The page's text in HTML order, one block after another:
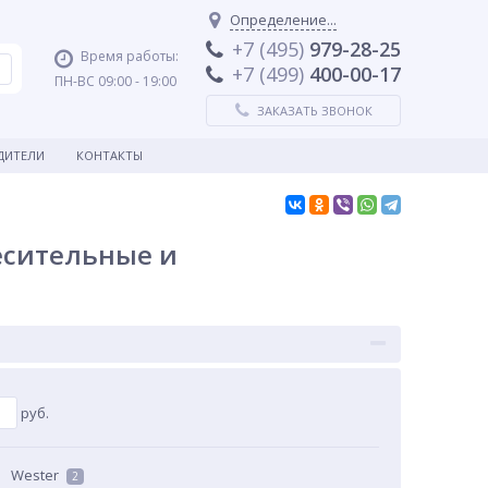
Время работы:
ПН-ВС 09:00 - 19:00
Определение...
+7 (495) 979-28-25
+7 (499) 400-00-17
ЗАКАЗАТЬ ЗВОНОК
КОНТАКТЫ
и
руб.
Wester 2